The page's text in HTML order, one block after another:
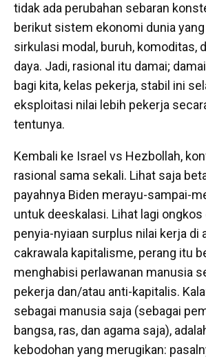
tidak ada perubahan sebaran
berikut sistem ekonomi dunia
sirkulasi modal, buruh, komoditas,
daya. Jadi, rasional itu damai;
bagi kita, kelas pekerja, stabil ini
eksploitasi nilai lebih pekerja
tentunya.
Kembali ke Israel vs Hezbollah,
rasional sama sekali. Lihat saja
payahnya Biden merayu-sampai-
untuk deeskalasi. Lihat lagi
penyia-nyiaan surplus nilai kerja di
cakrawala kapitalisme, perang itu
menghabisi perlawanan manusia
pekerja dan/atau anti-kapitalis.
sebagai manusia saja (sebagai
bangsa, ras, dan agama saja),
kebodohan yang merugikan: